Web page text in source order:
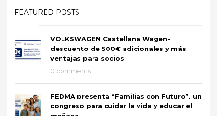
FEATURED POSTS
VOLKSWAGEN Castellana Wagen-
descuento de 500€ adicionales y más
ventajas para socios
0 comments
FEDMA presenta “Familias con Futuro”, un
congreso para cuidar la vida y educar el